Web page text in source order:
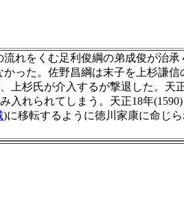
れをくむ足利俊綱の弟成俊が治
った。佐野昌綱は末子を上杉謙
杉氏が介入するが撃退した。天
れられてしまう。天正18年
)に移転するように徳川家康に命じ